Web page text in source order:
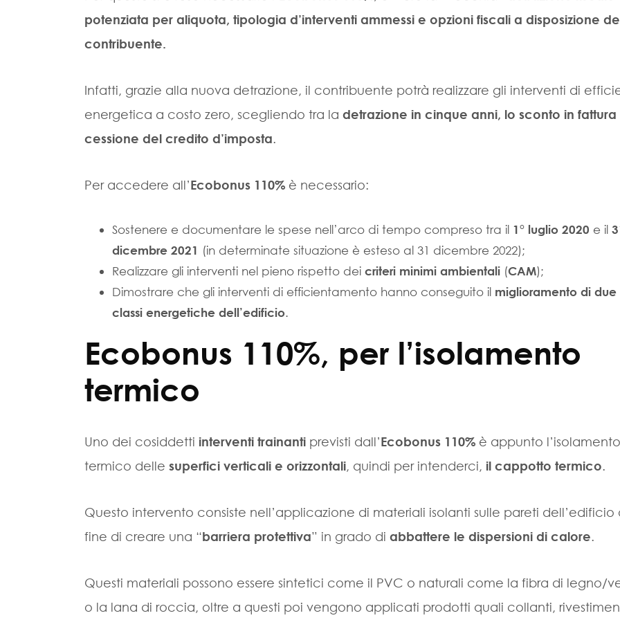
potenziata per aliquota, tipologia d’interventi ammessi e opzioni fiscali a disposizione
contribuente.
Infatti, grazie alla nuova detrazione, il contribuente potrà realizzare gli interventi di
energetica a costo zero, scegliendo tra la detrazione in cinque anni, lo sconto in fattura
cessione del credito d’imposta.
Per accedere all’Ecobonus 110% è necessario:
Sostenere e documentare le spese nell’arco di tempo compreso tra il 1° luglio 2020 e il
dicembre 2021 (in determinate situazione è esteso al 31 dicembre 2022);
Realizzare gli interventi nel pieno rispetto dei criteri minimi ambientali (CAM);
Dimostrare che gli interventi di efficientamento hanno conseguito il miglioramento di due
classi energetiche dell’edificio.
Ecobonus 110%, per l’isolamento
termico
Uno dei cosiddetti interventi trainanti previsti dall’Ecobonus 110% è appunto l’isolamento
termico delle superfici verticali e orizzontali, quindi per intenderci, il cappotto termico.
Questo intervento consiste nell’applicazione di materiali isolanti sulle pareti dell’edificio
fine di creare una “barriera protettiva” in grado di abbattere le dispersioni di calore.
Questi materiali possono essere sintetici come il PVC o naturali come la fibra di legno/
o la lana di roccia, oltre a questi poi vengono applicati prodotti quali collanti,